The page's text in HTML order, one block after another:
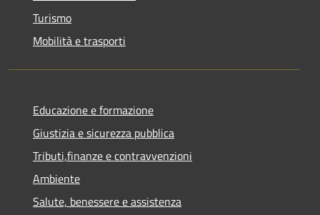
Turismo
Mobilità e trasporti
Educazione e formazione
Giustizia e sicurezza pubblica
Tributi,finanze e contravvenzioni
Ambiente
Salute, benessere e assistenza